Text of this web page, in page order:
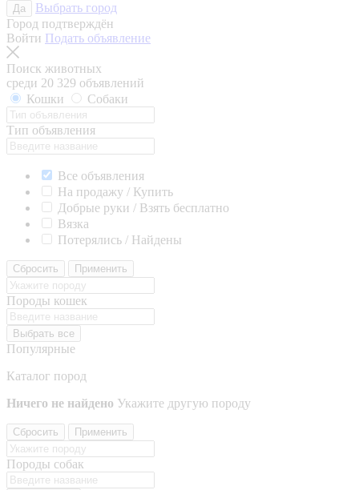
Да
Выбрать город
Город подтверждён
Войти Подать объявление
Поиск животных
среди 20 329 объявлений
Кошки
Собаки
Тип объявления
Все объявления
На продажу / Купить
Добрые руки / Взять бесплатно
Вязка
Потерялись / Найдены
Сбросить Применить
Породы кошек
Выбрать все
Популярные
Каталог пород
Ничего не найдено Укажите другую породу
Сбросить Применить
Породы собак